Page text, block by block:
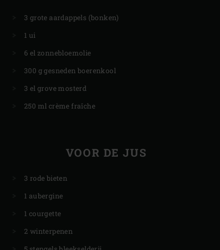
3 grote aardappels (bonken)
1 ui
6 el zonnebloemolie
300 g gesneden boerenkool
3 el grove mosterd
250 ml crème fraîche
VOOR DE JUS
3 rode bieten
1 aubergine
1 courgette
2 winterpenen